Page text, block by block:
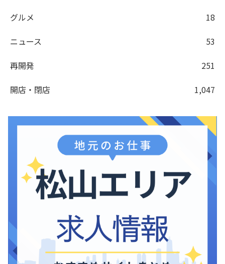
グルメ
18
ニュース
53
再開発
251
開店・閉店
1,047